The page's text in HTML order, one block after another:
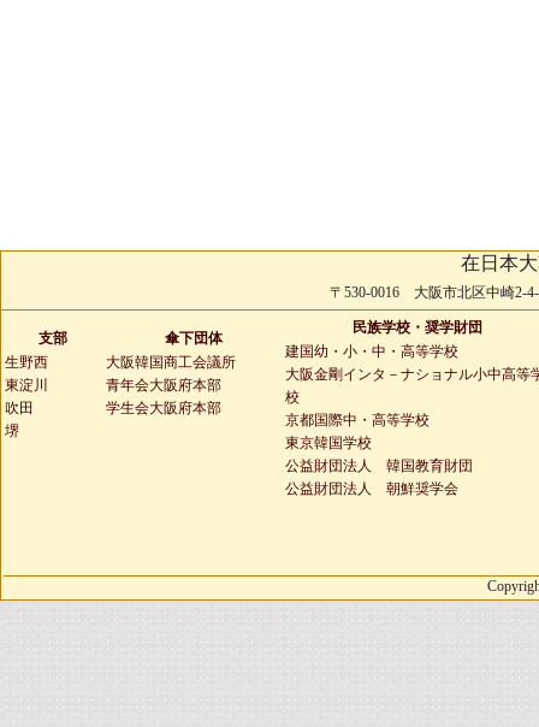
在日本
〒530-0016 大阪市北区中崎2-
支部
生野西
東淀川
吹田
堺
傘下団体
大阪韓国商工会議所
青年会大阪府本部
学生会大阪府本部
民族学校・奨学財団
建国幼・小・中・高等学校
大阪金剛インタ－ナショナル小中高等
校
京都国際中・高等学校
東京韓国学校
公益財団法人 韓国教育財団
公益財団法人 朝鮮奨学会